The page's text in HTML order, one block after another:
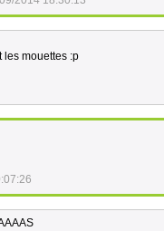
les mouettes :p